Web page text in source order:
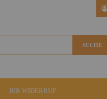
SUCHE
IHR WIDERRUF